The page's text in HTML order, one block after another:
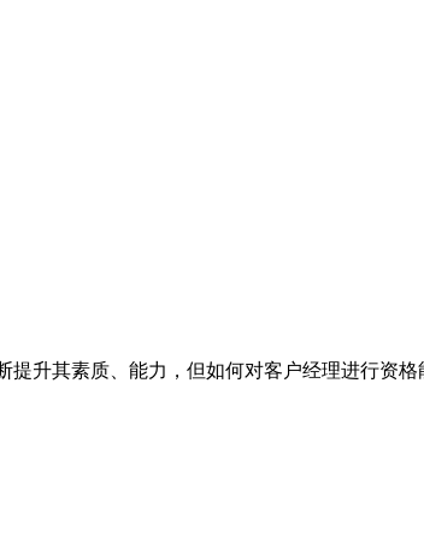
升其素质、能力，但如何对客户经理进行资